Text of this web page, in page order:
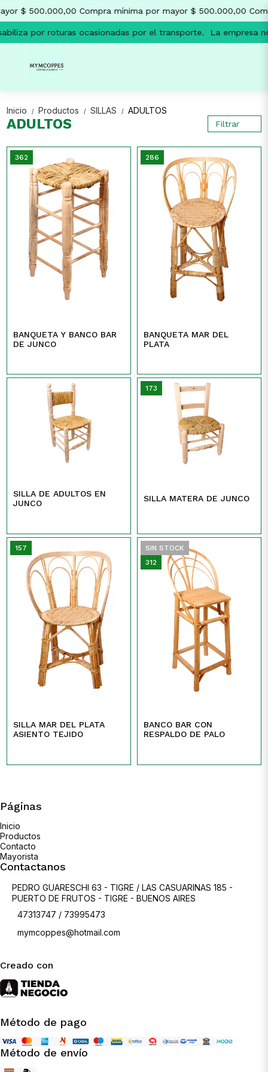
$ 500.000,00 Compra mínima por mayor $ 500.000,00
por roturas ocasionadas por el transporte. La empresa
Inicio / Productos / SILLAS / ADULTOS
ADULTOS Filtrar
362
BANQUETA Y BANCO BAR
DE JUNCO
286
BANQUETA MAR DEL
PLATA
SILLA DE ADULTOS EN
JUNCO
173
SILLA MATERA DE JUNCO
157
SILLA MAR DEL PLATA
ASIENTO TEJIDO
SIN STOCK
312
BANCO BAR CON
RESPALDO DE PALO
Páginas
Inicio
Productos
Contacto
Mayorista
Contactanos
PEDRO GUARESCHI 63 - TIGRE / LAS CASUARINAS 185 -
PUERTO DE FRUTOS - TIGRE - BUENOS AIRES
47313747 / 73995473
mymcoppes@hotmail.com
Creado con
Método de pago
Método de envío